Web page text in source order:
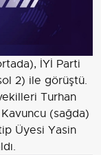
İYİ Parti
2) ile görüştü.
Turhan
(sağda)
Üyesi Yasin